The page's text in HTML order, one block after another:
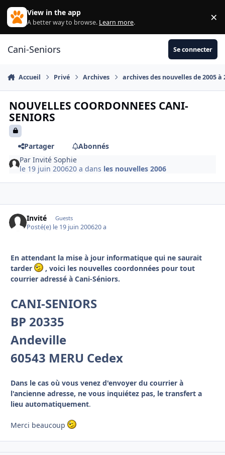
Aller au contenu
View in the app
A better way to browse. Learn more. ×
Cani-Seniors Se connecter
Accueil Privé Archives archives des nouvelles de 2005 à
NOUVELLES COORDONNEES CANI-
SENIORS
Partager
Abonnés
ParInvité Sophie
le 19 juin 200620 a dans les nouvelles 2006
Invité Guests
Posté(e) le 19 juin 200620 a
En attendant la mise à jour informatique qui ne saurait
tarder
, voici les nouvelles coordonnées pour tout
courrier adressé à Cani-Séniors.
CANI-SENIORS
BP 20335
Andeville
60543 MERU Cedex
Dans le cas où vous venez d'envoyer du courrier à
l'ancienne adresse, ne vous inquiétez pas, le transfert a
lieu automatiquement.
Merci beaucoup